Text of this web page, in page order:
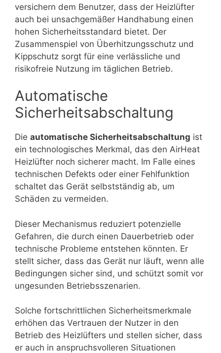
versichern dem Benutzer, dass der Heizlüfter
auch bei unsachgemäßer Handhabung einen
hohen Sicherheitsstandard bietet. Der
Zusammenspiel von Überhitzungsschutz und
Kippschutz sorgt für eine verlässliche und
risikofreie Nutzung im täglichen Betrieb.
Automatische
Sicherheitsabschaltung
Die automatische Sicherheitsabschaltung ist
ein technologisches Merkmal, das den AirHeat
Heizlüfter noch sicherer macht. Im Falle eines
technischen Defekts oder einer Fehlfunktion
schaltet das Gerät selbstständig ab, um
Schäden zu vermeiden.
Dieser Mechanismus reduziert potenzielle
Gefahren, die durch einen Dauerbetrieb oder
technische Probleme entstehen könnten. Er
stellt sicher, dass das Gerät nur läuft, wenn alle
Bedingungen sicher sind, und schützt somit vor
ungesunden Betriebsszenarien.
Solche fortschrittlichen Sicherheitsmerkmale
erhöhen das Vertrauen der Nutzer in den
Betrieb des Heizlüfters und stellen sicher, dass
er auch in anspruchsvolleren Situationen